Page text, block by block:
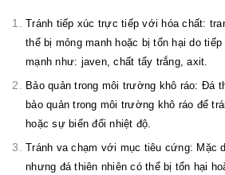
Tránh tiếp xúc trực tiếp với hóa chất:
thể bị mỏng manh hoặc bị tổn hại do
mạnh như: javen, chất tẩy trắng, axit.
Bảo quản trong môi trường khô ráo: Đá
bảo quản trong môi trường khô ráo để
hoặc sự biến đổi nhiệt độ.
Tránh va chạm với mục tiêu cứng: Mặc
nhưng đá thiên nhiên có thể bị tổn hại